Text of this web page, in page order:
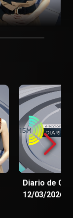
Diario de
12/03/2026